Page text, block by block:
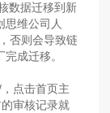
数据迁移到新
思维公司人
否则会导致链
成迁移。
点击首页主
审核记录就